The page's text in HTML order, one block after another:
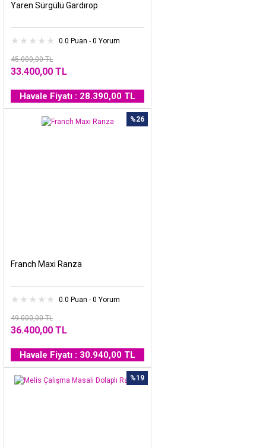
Yaren Sürgülü Gardırop
0.0 Puan - 0 Yorum
45.000,00 TL
33.400,00 TL
Havale Fiyatı : 28.390,00 TL
%26
Franch Maxi Ranza
0.0 Puan - 0 Yorum
49.000,00 TL
36.400,00 TL
Havale Fiyatı : 30.940,00 TL
%19